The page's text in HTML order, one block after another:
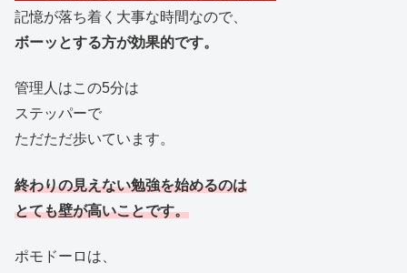
記憶が落ち着く大事な時間なので、
ボーッとする方が効果的です。
管理人はこの5分は
ステッパーで
ただただ歩いています。
終わりの見えない勉強を始めるのは
とても壁が高いことです。
ポモドーロは、